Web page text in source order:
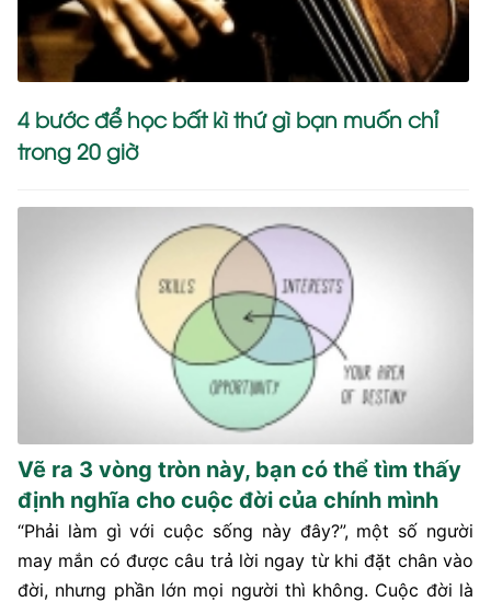
4 bước để học bất kì thứ gì bạn muốn chỉ
trong 20 giờ
Vẽ ra 3 vòng tròn này, bạn có thể tìm thấy
định nghĩa cho cuộc đời của chính mình
“Phải làm gì với cuộc sống này đây?”, một số người
may mắn có được câu trả lời ngay từ khi đặt chân vào
đời, nhưng phần lớn mọi người thì không. Cuộc đời là